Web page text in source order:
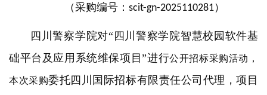
（采购编号： scit-gn-2025110281）
四川警察学院对“四川警察学院智慧校园软件基
础平台及应用系统维保项目”进行公开招标采购活动 ，
本次采购委托四川国际招标有限责任公司代理，项目